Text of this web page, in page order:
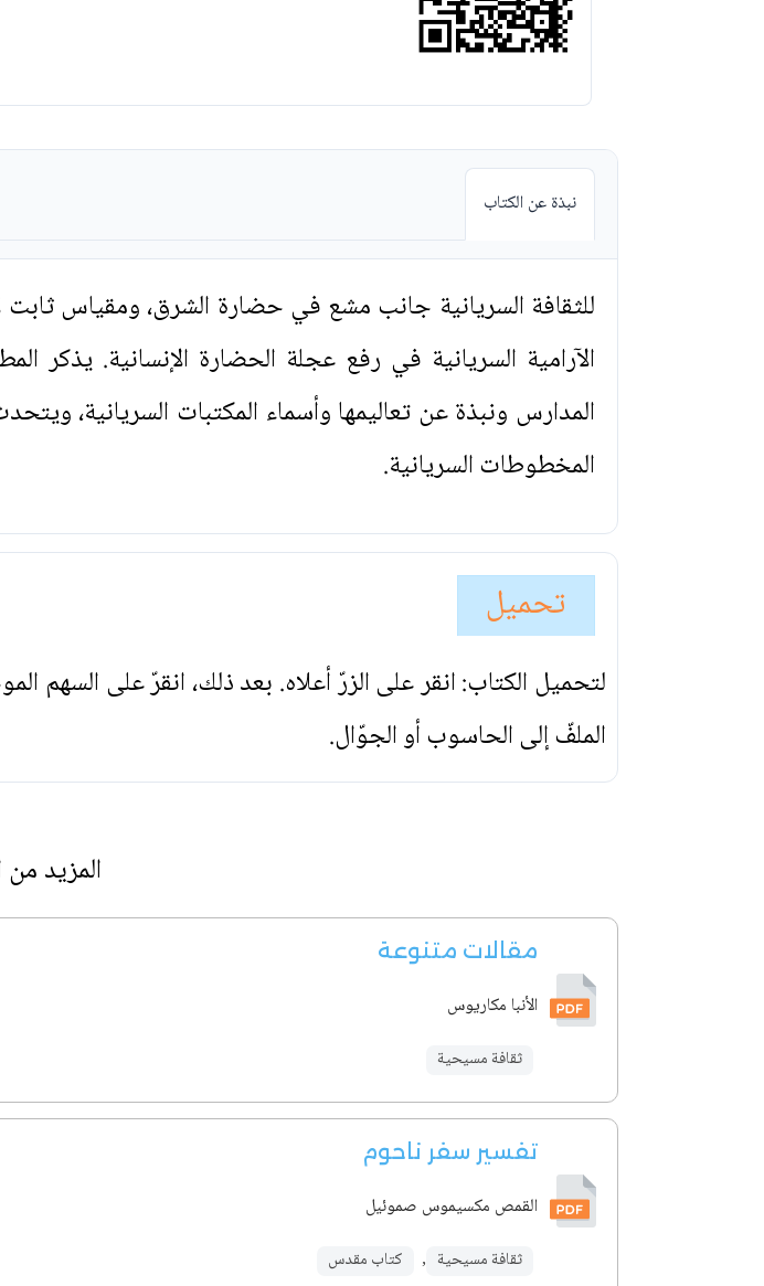
نبذة عن الكتاب
للثقافة السريانية جانب مشع في حضارة الشرق، ومقياس ثابت
الآرامية السريانية في رفع عجلة الحضارة الإنسانية. يذكر
المدارس ونبذة عن تعاليمها وأسماء المكتبات السريانية،
المخطوطات السريانية.
تحميل
لتحميل الكتاب: انقر على الزرّ أعلاه. بعد ذلك، انقرّ على السهم
الملفّ إلى الحاسوب أو الجوّال.
المزيد
مقالات متنوعة
الأنبا مكاريوس
ثقافة مسيحية
تفسير سفر ناحوم
القمص مكسيموس صموئيل
ثقافة مسيحية , كتاب مقدس